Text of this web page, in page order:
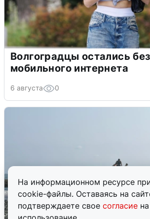
На информационном ресурсе
cookie-файлы. Оставаясь на
подтверждаете свое согласие
Волгоградцы остались без
мобильного интернета
6 августа 0